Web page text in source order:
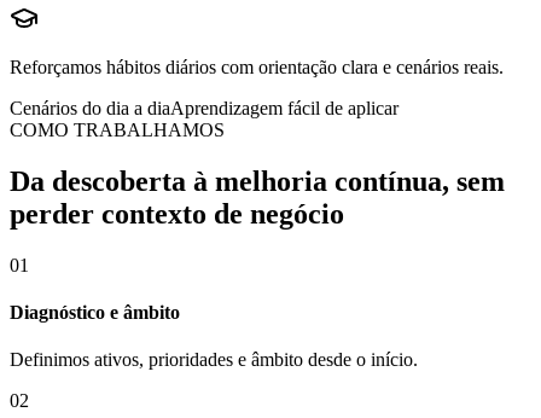
Reforçamos hábitos diários com orientação clara e cenários reais.
Cenários do dia a diaAprendizagem fácil de aplicar
COMO TRABALHAMOS
Da descoberta à melhoria contínua, sem
perder contexto de negócio
01
Diagnóstico e âmbito
Definimos ativos, prioridades e âmbito desde o início.
02